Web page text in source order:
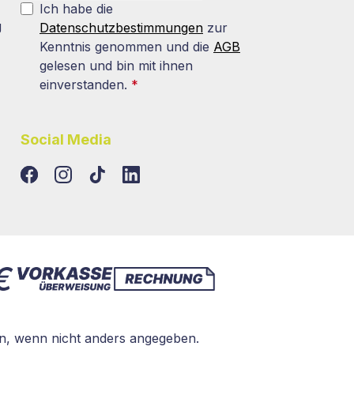
Ich habe die
Datenschutzbestimmungen zur
Kenntnis genommen und die AGB
gelesen und bin mit ihnen
einverstanden. *
Social Media
TikTokLinkedIn
wenn nicht anders angegeben.